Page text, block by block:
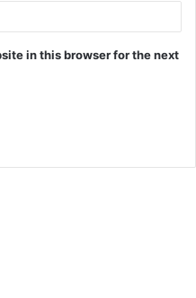
in this browser for the next